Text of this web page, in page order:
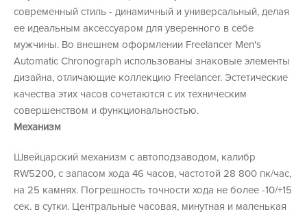
современный стиль - динамичный и универсальный, делая
ее идеальным аксессуаром для уверенного в себе
мужчины. Во внешнем оформлении Freelancer Men's
Automatic Chronograph использованы знаковые элементы
дизайна, отличающие коллекцию Freelancer. Эстетические
качества этих часов сочетаются с их техническим
совершенством и функциональностью.
Механизм
Швейцарский механизм с автоподзаводом, калибр
RW5200, с запасом хода 46 часов, частотой 28 800 пк/час,
на 25 камнях. Погрешность точности хода не более -10/+15
сек. в сутки. Центральные часовая, минутная и маленькая